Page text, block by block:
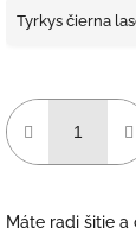
Tyrkys čierna
Máte radi šitie